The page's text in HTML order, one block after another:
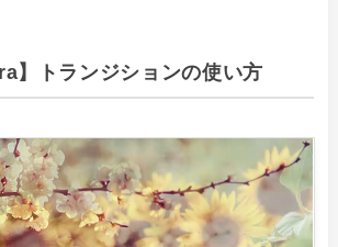
】トランジションの使い方